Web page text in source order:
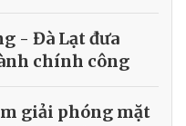
- Đà Lạt đưa
chính công
giải phóng mặt